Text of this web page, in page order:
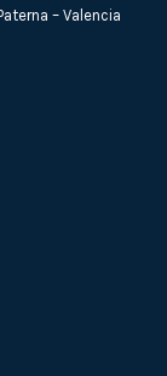
– Valencia